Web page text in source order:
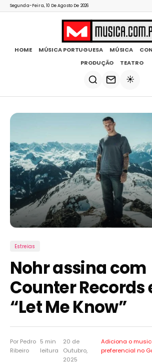
Segunda-Feira, 10 De Agosto De 2026
HOME MÚSICA PORTUGUESA MÚSICA
PRODUÇÃO
TEATRO
☀️
Estreias
Nohr assina com
Counter Records
“Let Me Know”
Por Pedro
Ribeiro
5 min
leitura
20 de
Outubro,
2025
Adiciona o
preferencial no